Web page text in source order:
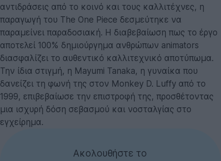
αντιδράσεις από το κοινό και τους καλλιτέχνες, η
παραγωγή του The One Piece δεσμεύτηκε να
παραμείνει παραδοσιακή. Η διαβεβαίωση πως το έργο
αποτελεί 100% δημιούργημα ανθρώπων animators
διασφαλίζει το αυθεντικό καλλιτεχνικό αποτύπωμα.
Την ίδια στιγμή, η Mayumi Tanaka, η γυναίκα που
δανείζει τη φωνή της στον Monkey D. Luffy από το
1999, επιβεβαίωσε την επιστροφή της, προσθέτοντας
μια ισχυρή δόση σεβασμού και νοσταλγίας στο
εγχείρημα.
Ακολουθήστε το